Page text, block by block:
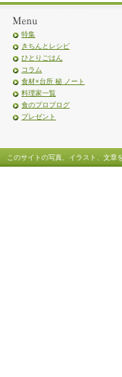
特集
きちんとレシピ
ひとりごはん
コラム
食材×台所 秘 ノート
料理家一覧
食のプロブログ
プレゼント
このサイトの写真、イラスト、文章